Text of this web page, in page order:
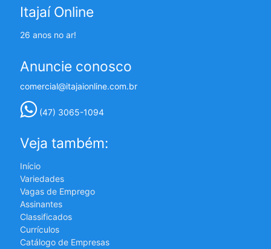
Itajaí Online
26 anos no ar!
Anuncie conosco
comercial@itajaionline.com.br
(47) 3065-1094
Veja também:
Início
Variedades
Vagas de Emprego
Assinantes
Classificados
Currículos
Catálogo de Empresas